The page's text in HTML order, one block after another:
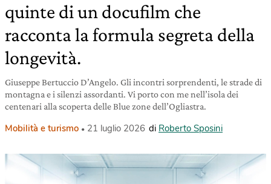
quinte di un docufilm che
racconta la formula segreta della
longevità.
Giuseppe Bertuccio D’Angelo. Gli incontri sorprendenti, le strade di
montagna e i silenzi assordanti. Vi porto con me nell’isola dei
centenari alla scoperta delle Blue zone dell’Ogliastra.
Mobilità e turismo 21 luglio 2026 di Roberto Sposini